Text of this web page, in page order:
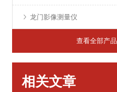
龙门影像测量仪
查看全部产品
相关文章